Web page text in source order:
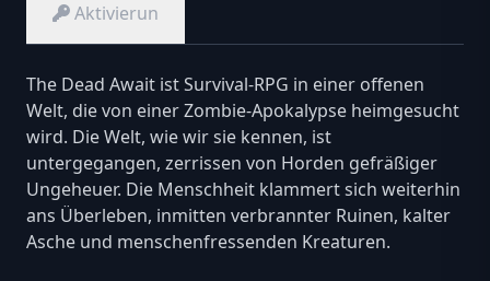
Aktivierun
The Dead Await ist Survival-RPG in einer offenen
Welt, die von einer Zombie-Apokalypse heimgesucht
wird. Die Welt, wie wir sie kennen, ist
untergegangen, zerrissen von Horden gefräßiger
Ungeheuer. Die Menschheit klammert sich weiterhin
ans Überleben, inmitten verbrannter Ruinen, kalter
Asche und menschenfressenden Kreaturen.